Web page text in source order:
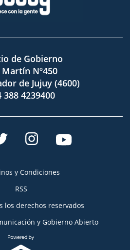
de Gobierno
Martín Nº450
de Jujuy (4600)
388 4239400
y Condiciones
RSS
los derechos reservados
y Gobierno Abierto